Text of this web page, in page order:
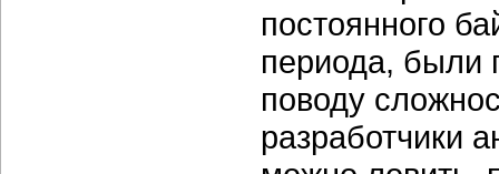
постоянного
периода, были
поводу
разработчики